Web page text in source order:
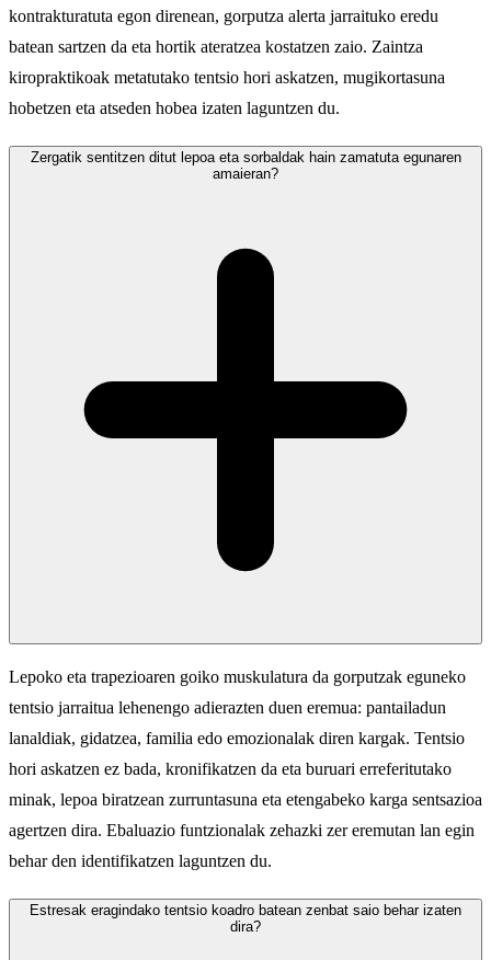
kontrakturatuta egon direnean, gorputza alerta jarraituko eredu
batean sartzen da eta hortik ateratzea kostatzen zaio. Zaintza
kiropraktikoak metatutako tentsio hori askatzen, mugikortasuna
hobetzen eta atseden hobea izaten laguntzen du.
Zergatik sentitzen ditut lepoa eta sorbaldak hain zamatuta egunaren
amaieran?
Lepoko eta trapezioaren goiko muskulatura da gorputzak eguneko
tentsio jarraitua lehenengo adierazten duen eremua: pantailadun
lanaldiak, gidatzea, familia edo emozionalak diren kargak. Tentsio
hori askatzen ez bada, kronifikatzen da eta buruari erreferitutako
minak, lepoa biratzean zurruntasuna eta etengabeko karga sentsazioa
agertzen dira. Ebaluazio funtzionalak zehazki zer eremutan lan egin
behar den identifikatzen laguntzen du.
Estresak eragindako tentsio koadro batean zenbat saio behar izaten
dira?